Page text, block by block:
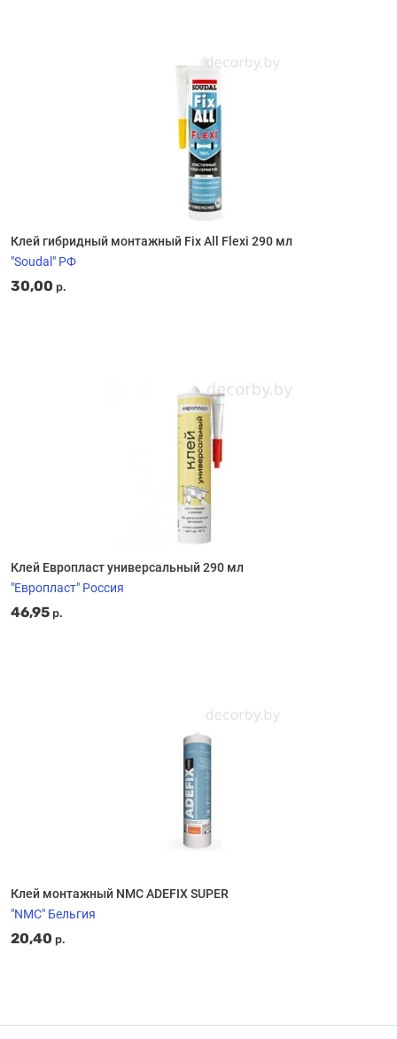
Клей гибридный монтажный Fix All Flexi 290 мл
"Soudal" РФ
30,00 р.
Клей Европласт универсальный 290 мл
"Европласт" Россия
46,95 р.
Клей монтажный NMC ADEFIX SUPER
"NMC" Бельгия
20,40 р.